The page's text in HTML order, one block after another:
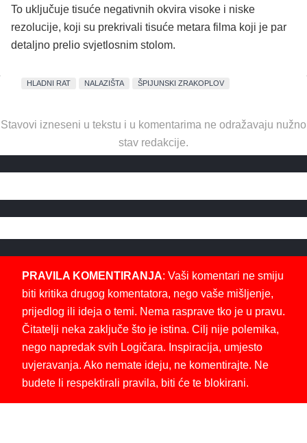
To uključuje tisuće negativnih okvira visoke i niske
rezolucije, koji su prekrivali tisuće metara filma koji je par
detaljno prelio svjetlosnim stolom.
HLADNI RAT NALAZIŠTA ŠPIJUNSKI ZRAKOPLOV
Stavovi izneseni u tekstu i u komentarima ne odražavaju nužno
stav redakcije.
PRAVILA KOMENTIRANJA: Vaši komentari ne smiju
biti kritika drugog komentatora, nego vaše mišljenje,
prijedlog ili ideja o temi. Nema rasprave tko je u pravu.
Čitatelji neka zaključe što je istina. Cilj nije polemika,
nego napredak svih Logičara. Inspiracija, umjesto
uvjeravanja. Ako nemate ideju, ne komentirajte. Ne
budete li respektirali pravila, biti će te blokirani.